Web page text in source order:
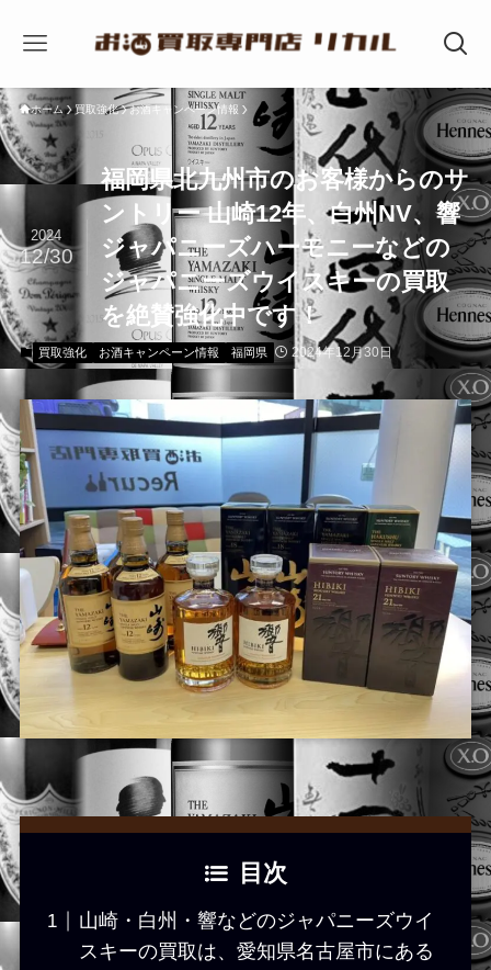
ホーム 買取強化 お酒キャンペーン情報
福岡県北九州市のお客様からのサ
ントリー 山崎12年、白州NV、響
ジャパニーズハーモニーなどの
ジャパニーズウイスキーの買取
を絶賛強化中です！
2024
12/30
買取強化 お酒キャンペーン情報 福岡県 2024年12月30日
目次
山崎・白州・響などのジャパニーズウイ
スキーの買取は、愛知県名古屋市にある